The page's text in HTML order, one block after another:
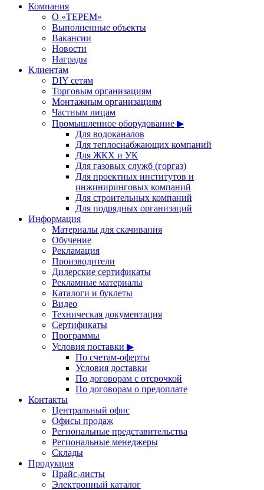
Компания
О «ТЕРЕМ»
Выполненные объекты
Вакансии
Новости
Награды
Клиентам
DIY сетям
Торговым организациям
Монтажным организациям
Частным лицам
Промышленное оборудование ▶
Для водоканалов
Для теплоснабжающих компаний
Для ЖКХ и УК
Для газовых служб (горгаз)
Для проектных институтов и
инжиниринговых компаний
Для строительных компаний
Для подрядных организаций
Информация
Материалы для скачивания
Обучение
Рекламация
Производители
Дилерские сертификаты
Рекламные материалы
Каталоги и буклеты
Видео
Техническая документация
Сертификаты
Программы
Условия поставки ▶
По счетам-оферты
Условия доставки
По договорам с отсрочкой
По договорам о предоплате
Контакты
Центральный офис
Офисы продаж
Региональные представительства
Региональные менеджеры
Склады
Продукция
Прайс-листы
Электронный каталог